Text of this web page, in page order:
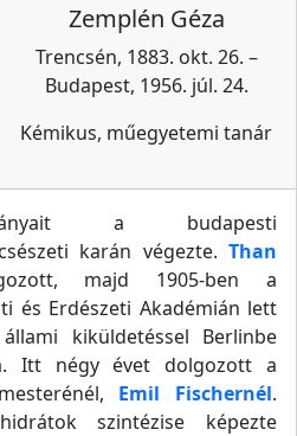
Zemplén Géza
Trencsén, 1883. okt. 26. –
Budapest, 1956. júl. 24.
Kémikus, műegyetemi tanár
a budapesti
karán végezte. Than
majd 1905-ben a
és Erdészeti Akadémián lett
kiküldetéssel Berlinbe
Itt négy évet dolgozott a
Emil Fischernél.
szintézise képezte